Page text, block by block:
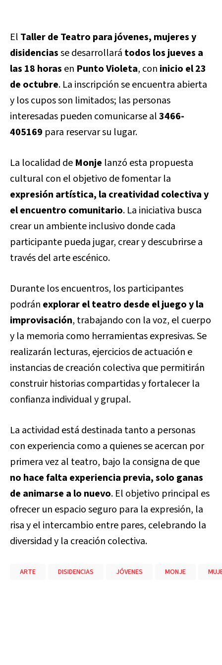
El Taller de Teatro para jóvenes, mujeres y
disidenciasse desarrollará todos los jueves a
las 18 horas en Punto Violeta, con inicio el 23
de octubre. La inscripción se encuentra abierta
y los cupos son limitados; las personas
interesadas pueden comunicarse al3466-
405169 para reservar su lugar.
La localidad de Monje lanzó esta propuesta
cultural con el objetivo de fomentar la
expresión artística, la creatividad colectiva y
el encuentro comunitario. La iniciativa busca
crear un ambiente inclusivo donde cada
participante pueda jugar, crear y descubrirse a
través del arte escénico.
Durante los encuentros, los participantes
podrán explorar el teatro desde el juego y la
improvisación, trabajando con la voz, el cuerpo
y la memoria como herramientas expresivas. Se
realizarán lecturas, ejercicios de actuación e
instancias de creación colectiva que permitirán
construir historias compartidas y fortalecer la
confianza individual y grupal.
La actividad está destinada tanto a personas
con experiencia como a quienes se acercan por
primera vez al teatro, bajo la consigna de que
no hace falta experiencia previa, solo ganas
de animarse a lo nuevo. El objetivo principal es
ofrecer un espacio seguro para la expresión, la
risa y el intercambio entre pares, celebrando la
diversidad y la creación colectiva.
ARTE DISIDENCIAS JÓVENES MONJE